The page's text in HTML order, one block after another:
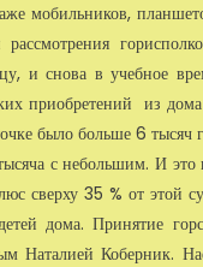
мобильников,
и снова в учебное
приобретений из
было больше 6
с небольшим. И
сверху 35 % от этой
дома. Принятие
Наталией Коберник.